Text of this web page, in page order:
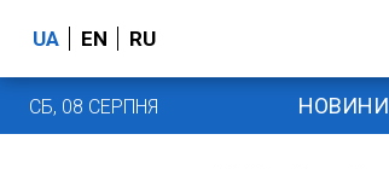
UA EN RU
СБ, 08 СЕРПНЯ НОВИНИ